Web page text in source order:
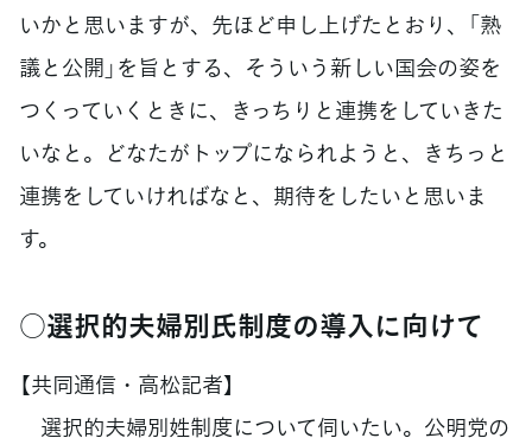
いかと思いますが、先ほど申し上げたとおり、「熟
議と公開」を旨とする、そういう新しい国会の姿を
つくっていくときに、きっちりと連携をしていきた
いなと。どなたがトップになられようと、きちっと
連携をしていければなと、期待をしたいと思いま
す。
○選択的夫婦別氏制度の導入に向けて
【共同通信・高松記者】
選択的夫婦別姓制度について伺いたい。公明党の